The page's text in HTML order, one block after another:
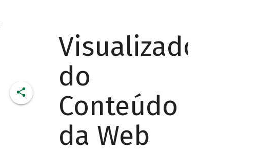
Visualizador
do
Conteúdo
da Web